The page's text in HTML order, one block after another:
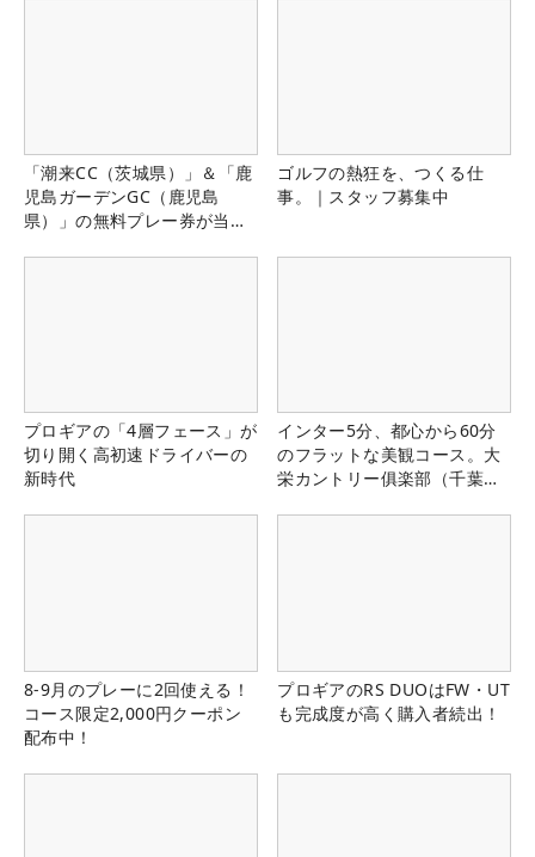
「潮来CC（茨城県）」＆「鹿
児島ガーデンGC（鹿児島
県）」の無料プレー券が当た
ゴルフの熱狂を、つくる仕
事。｜スタッフ募集中
プロギアの「4層フェース」が
切り開く高初速ドライバーの
新時代
インター5分、都心から60分
のフラットな美観コース。大
栄カントリー俱楽部（千葉
8-9月のプレーに2回使える！
コース限定2,000円クーポン
配布中！
プロギアのRS DUOはFW・UT
も完成度が高く購入者続出！